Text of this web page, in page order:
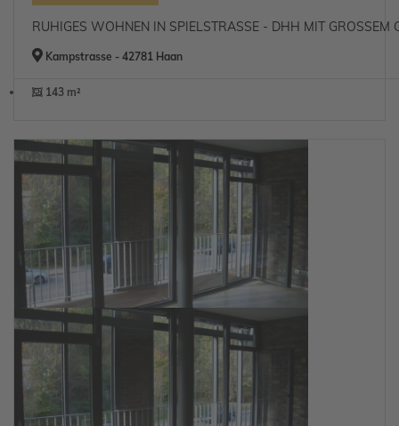
RUHIGES WOHNEN IN SPIELSTRASSE - DHH MIT GROSSEM
Kampstrasse - 42781 Haan
143 m²